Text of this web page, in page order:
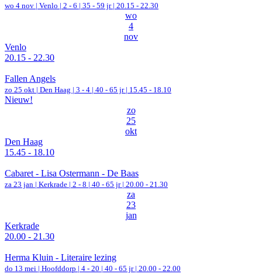
wo 4 nov | Venlo | 2 - 6 | 35 - 59 jr | 20.15 - 22.30
wo
4
nov
Venlo
20.15 - 22.30
Fallen Angels
zo 25 okt | Den Haag | 3 - 4 | 40 - 65 jr | 15.45 - 18.10
Nieuw!
zo
25
okt
Den Haag
15.45 - 18.10
Cabaret - Lisa Ostermann - De Baas
za 23 jan | Kerkrade | 2 - 8 | 40 - 65 jr | 20.00 - 21.30
za
23
jan
Kerkrade
20.00 - 21.30
Herma Kluin - Literaire lezing
do 13 mei | Hoofddorp | 4 - 20 | 40 - 65 jr | 20.00 - 22.00